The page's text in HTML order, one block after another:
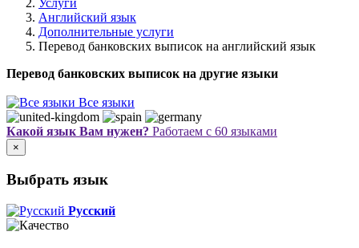
Услуги
Английский язык
Дополнительные услуги
Перевод банковских выписок на английский язык
Перевод банковских выписок на другие языки
Все языки
Какой язык Вам нужен? Работаем с 60 языками
×
Выбрать язык
Русский